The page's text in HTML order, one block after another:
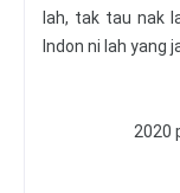
lah, tak tau nak
Indon ni lah yang
2020